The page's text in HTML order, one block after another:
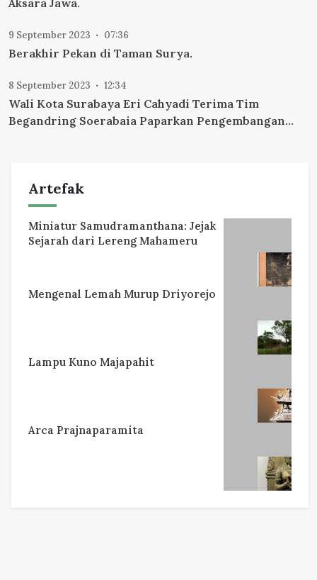
Aksara Jawa.
9 September 2023 07:36
Berakhir Pekan di Taman Surya.
8 September 2023 12:34
Wali Kota Surabaya Eri Cahyadi Terima Tim
Begandring Soerabaia Paparkan Pengembangan
Artefak
Miniatur Samudramanthana: Jejak
Sejarah dari Lereng Mahameru
Mengenal Lemah Murup Driyorejo
Lampu Kuno Majapahit
Arca Prajnaparamita